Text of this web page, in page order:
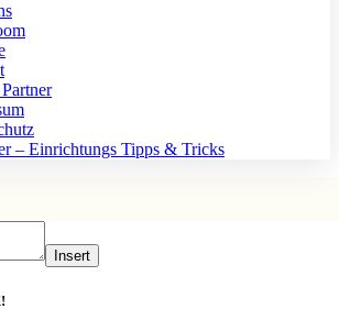
– Einrichtungs Tipps & Tricks
Insert